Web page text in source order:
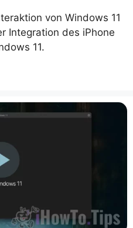
von Windows 11
Integration des iPhone
11.